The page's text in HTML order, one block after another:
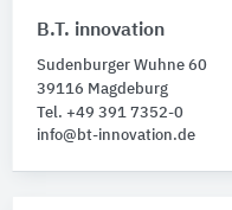
B.T. innovation
Sudenburger Wuhne 60
39116 Magdeburg
Tel. +49 391 7352-0
info@bt-innovation.de